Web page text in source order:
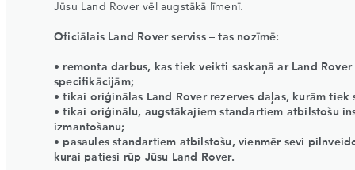
Jūsu Land Rover vēl augstākā līmenī.
Oficiālais Land Rover serviss – tas nozīmē:
• remonta darbus, kas tiek veikti saskaņā ar Land
specifikācijām;
• tikai oriģinālas Land Rover rezerves daļas, kurām
• tikai oriģinālu, augstākajiem standartiem atbilstošu
izmantošanu;
• pasaules standartiem atbilstošu, vienmēr sevi
kurai patiesi rūp Jūsu Land Rover.